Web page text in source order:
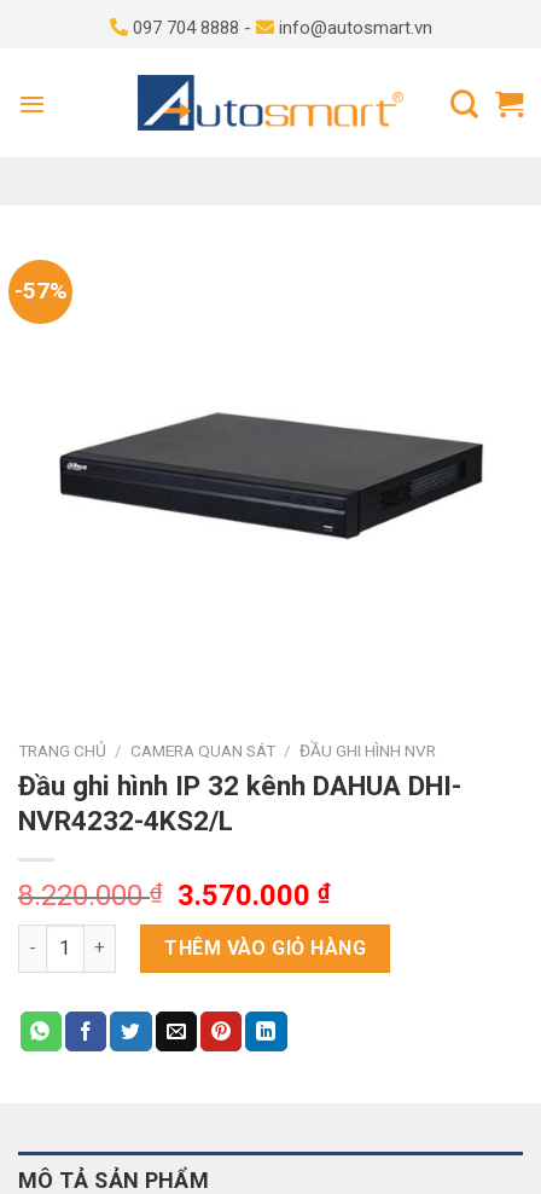
097 704 8888 - info@autosmart.vn
-57%
TRANG CHỦ / CAMERA QUAN SÁT / ĐẦU GHI HÌNH NVR
Đầu ghi hình IP 32 kênh DAHUA DHI-
NVR4232-4KS2/L
8.220.000₫
Giá
gốc
là:
8.220.000 ₫.
3.570.000₫Giá
hiện
tại
là:
Đầu ghi hình IP 32 kênh DAHUA DHI-NVR4232-4KS2/L số lượng
THÊM VÀO GIỎ HÀNG
MÔ TẢ SẢN PHẨM